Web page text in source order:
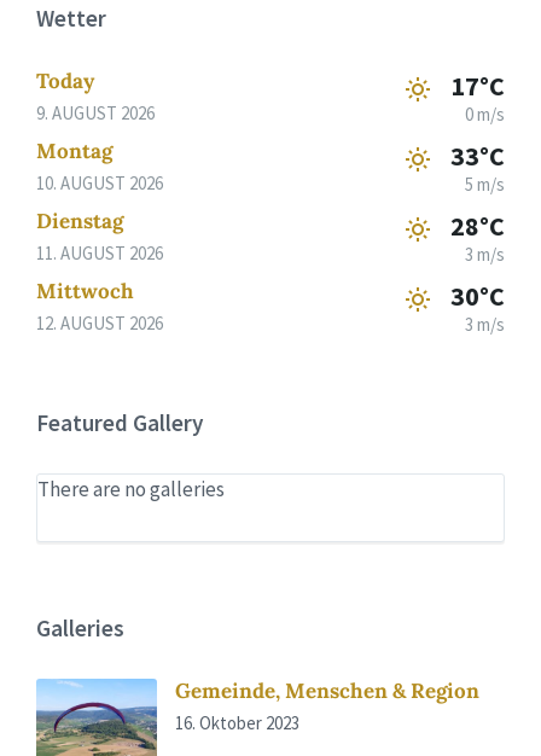
Wetter
Today
9. AUGUST 2026
17°C
0 m/s
Montag
10. AUGUST 2026
33°C
5 m/s
Dienstag
11. AUGUST 2026
28°C
3 m/s
Mittwoch
12. AUGUST 2026
30°C
3 m/s
Featured Gallery
There are no galleries
Galleries
Gemeinde, Menschen & Region
16. Oktober 2023